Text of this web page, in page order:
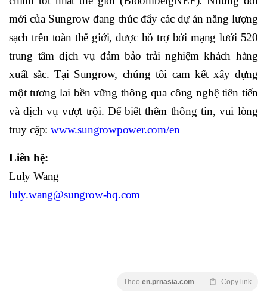
mới của Sungrow đang thúc đẩy các dự án năng lượng
sạch trên toàn thế giới, được hỗ trợ bởi mạng lưới 520
trung tâm dịch vụ đảm bảo trải nghiệm khách hàng
xuất sắc. Tại Sungrow, chúng tôi cam kết xây dựng
một tương lai bền vững thông qua công nghệ tiên tiến
và dịch vụ vượt trội. Để biết thêm thông tin, vui lòng
truy cập: www.sungrowpower.com/en
Liên hệ:
Luly Wang
luly.wang@sungrow-hq.com
Theo en.prnasia.com Copy link